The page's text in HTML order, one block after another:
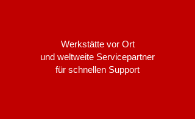
Werkstätte vor Ort
und weltweite Servicepartner
für schnellen Support